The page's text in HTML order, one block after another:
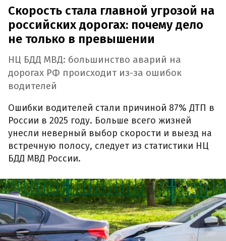
Скорость стала главной угрозой на
российских дорогах: почему дело
не только в превышении
НЦ БДД МВД: большинство аварий на
дорогах РФ происходит из-за ошибок
водителей
Ошибки водителей стали причиной 87% ДТП в
России в 2025 году. Больше всего жизней
унесли неверный выбор скорости и выезд на
встречную полосу, следует из статистики НЦ
БДД МВД России.